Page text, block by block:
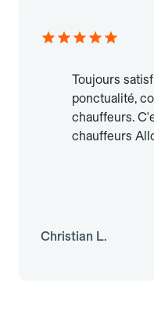
Toujours
ponctualité,
chauffeurs.
chauffeurs
Christian L.